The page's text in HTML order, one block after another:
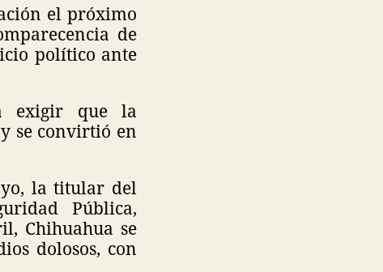
el próximo
de
político ante
exigir que la
se convirtió en
la titular del
Pública,
Chihuahua se
dolosos, con